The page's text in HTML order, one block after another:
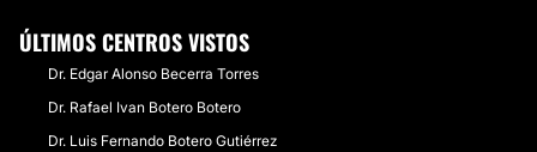
ÚLTIMOS CENTROS VISTOS
Dr. Edgar Alonso Becerra Torres
Dr. Rafael Ivan Botero Botero
Dr. Luis Fernando Botero Gutiérrez